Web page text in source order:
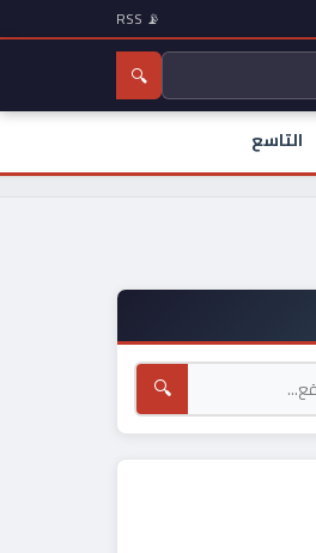
📡 RSS
🔍
التاسع
🔍